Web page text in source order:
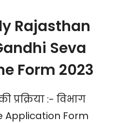
Rajasthan
Seva
Form 2023
:- विभाग
Application Form